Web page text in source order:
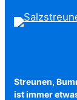
Streunen,
ist immer